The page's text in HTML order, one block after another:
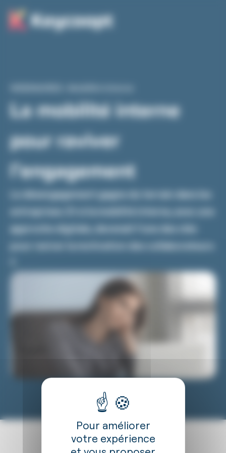
Panneau de gestion des cookies
Pour améliorer
votre expérience
La mobilité interne
pour raviver
l’engagement
Le désengagement gagne du terrain dans les
entreprises. Et si la mobilité interne, avec une
approche digitale, devenait l’une des clés
pour raviver la motivation des collaborateurs